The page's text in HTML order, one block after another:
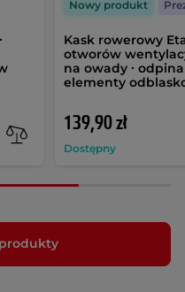
Kask rowerowy
otworów
na owady ∙
elementy
139,90 zł
Dostępny
Nowy produkt